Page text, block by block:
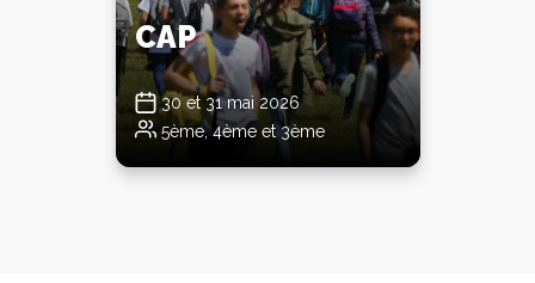
CAP
30 et 31 mai 2026
5ème, 4ème et 3ème